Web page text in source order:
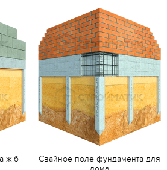
ж.б
Свайное поле фундамента для